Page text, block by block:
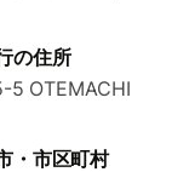
の住所
5 OTEMACHI
・市区町村